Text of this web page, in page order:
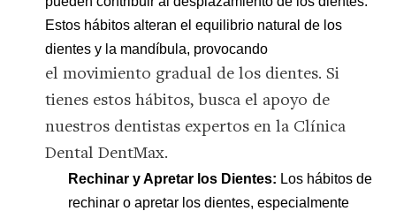
Estos hábitos alteran el equilibrio natural de los
dientes y la mandíbula, provocando
el movimiento gradual de los dientes. Si
tienes estos hábitos, busca el apoyo de
nuestros dentistas expertos en la Clínica
Dental DentMax.
Rechinar y Apretar los Dientes: Los hábitos de
rechinar o apretar los dientes, especialmente